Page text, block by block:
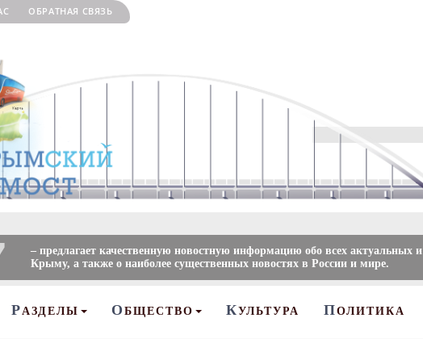
ОБРАТНАЯ СВЯЗЬ
– предлагает качественную новостную информацию обо всех актуальных
Крыму, а также о наиболее существенных новостях в России и мире.
Р АЗДЕЛЫ О БЩЕСТВО КУЛЬТУРА ПОЛИТИКА